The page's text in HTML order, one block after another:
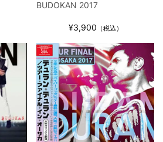
BUDOKAN 2017
¥3,900 （税込）